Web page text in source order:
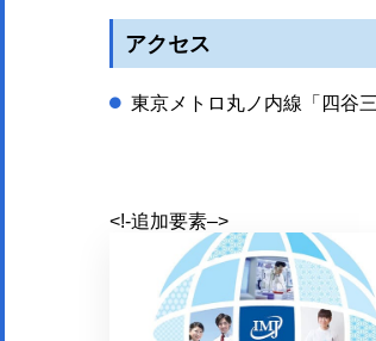
アクセス
東京メトロ丸ノ内線「四谷
<!-追加要素–>